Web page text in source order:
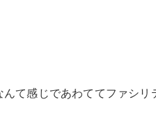
て感じであわててファシリ